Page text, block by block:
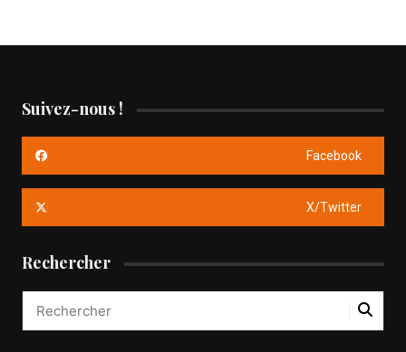
Suivez-nous !
Facebook
X/Twitter
Rechercher